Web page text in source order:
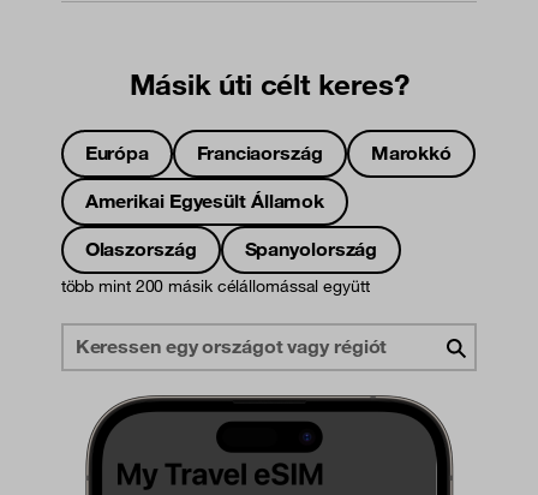
Másik úti célt keres?
Európa Franciaország
Marokkó
Amerikai Egyesült Államok
Olaszország
Spanyolország
több mint 200 másik célállomással együtt